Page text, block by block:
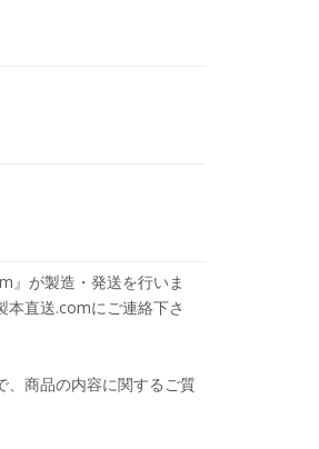
』が製造・発送を行いま
本直送.comにご連絡下さ
、商品の内容に関するご質